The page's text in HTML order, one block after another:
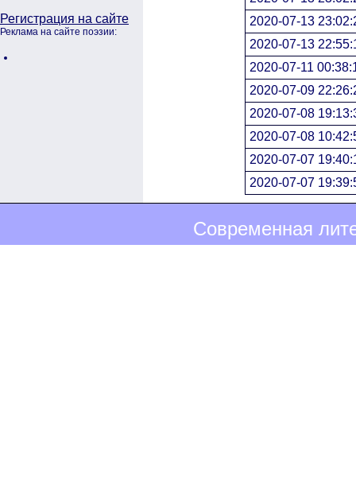
Регистрация на сайте
Реклама на сайте поэзии:
2020-07-13
2020-07-13
2020-07-11
2020-07-09
2020-07-08
2020-07-08
2020-07-07
2020-07-07
Современная